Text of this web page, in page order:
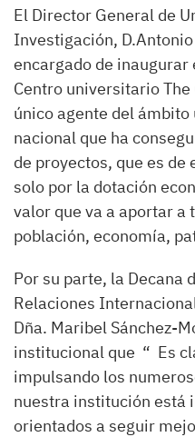
El Director General de
Investigación,
encargado de
Centro universitario The
único agente del
nacional que ha
de proyectos, que es
solo por la dotación
valor que va a aportar
población, economía,
Por su parte, la Decana
Relaciones
Dña. Maribel Sánchez-
institucional que “ Es
impulsando los
nuestra institución está
orientados a seguir